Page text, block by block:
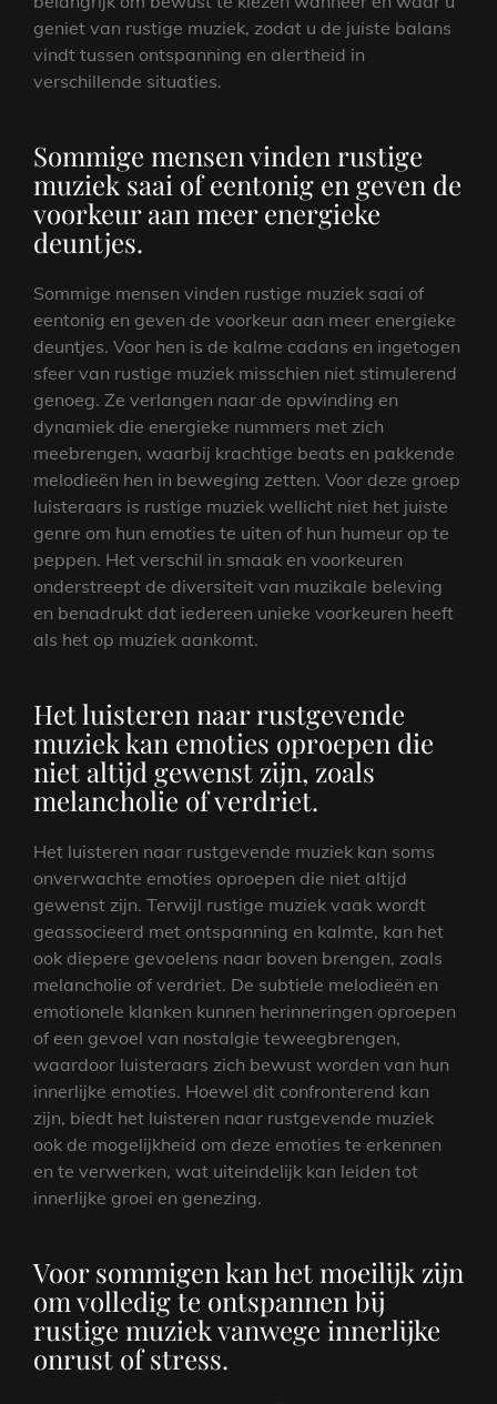
geniet van rustige muziek, zodat u de juiste balans
vindt tussen ontspanning en alertheid in
verschillende situaties.
Sommige mensen vinden rustige
muziek saai of eentonig en geven de
voorkeur aan meer energieke
deuntjes.
Sommige mensen vinden rustige muziek saai of
eentonig en geven de voorkeur aan meer energieke
deuntjes. Voor hen is de kalme cadans en ingetogen
sfeer van rustige muziek misschien niet stimulerend
genoeg. Ze verlangen naar de opwinding en
dynamiek die energieke nummers met zich
meebrengen, waarbij krachtige beats en pakkende
melodieën hen in beweging zetten. Voor deze groep
luisteraars is rustige muziek wellicht niet het juiste
genre om hun emoties te uiten of hun humeur op te
peppen. Het verschil in smaak en voorkeuren
onderstreept de diversiteit van muzikale beleving
en benadrukt dat iedereen unieke voorkeuren heeft
als het op muziek aankomt.
Het luisteren naar rustgevende
muziek kan emoties oproepen die
niet altijd gewenst zijn, zoals
melancholie of verdriet.
Het luisteren naar rustgevende muziek kan soms
onverwachte emoties oproepen die niet altijd
gewenst zijn. Terwijl rustige muziek vaak wordt
geassocieerd met ontspanning en kalmte, kan het
ook diepere gevoelens naar boven brengen, zoals
melancholie of verdriet. De subtiele melodieën en
emotionele klanken kunnen herinneringen oproepen
of een gevoel van nostalgie teweegbrengen,
waardoor luisteraars zich bewust worden van hun
innerlijke emoties. Hoewel dit confronterend kan
zijn, biedt het luisteren naar rustgevende muziek
ook de mogelijkheid om deze emoties te erkennen
en te verwerken, wat uiteindelijk kan leiden tot
innerlijke groei en genezing.
Voor sommigen kan het moeilijk zijn
om volledig te ontspannen bij
rustige muziek vanwege innerlijke
onrust of stress.